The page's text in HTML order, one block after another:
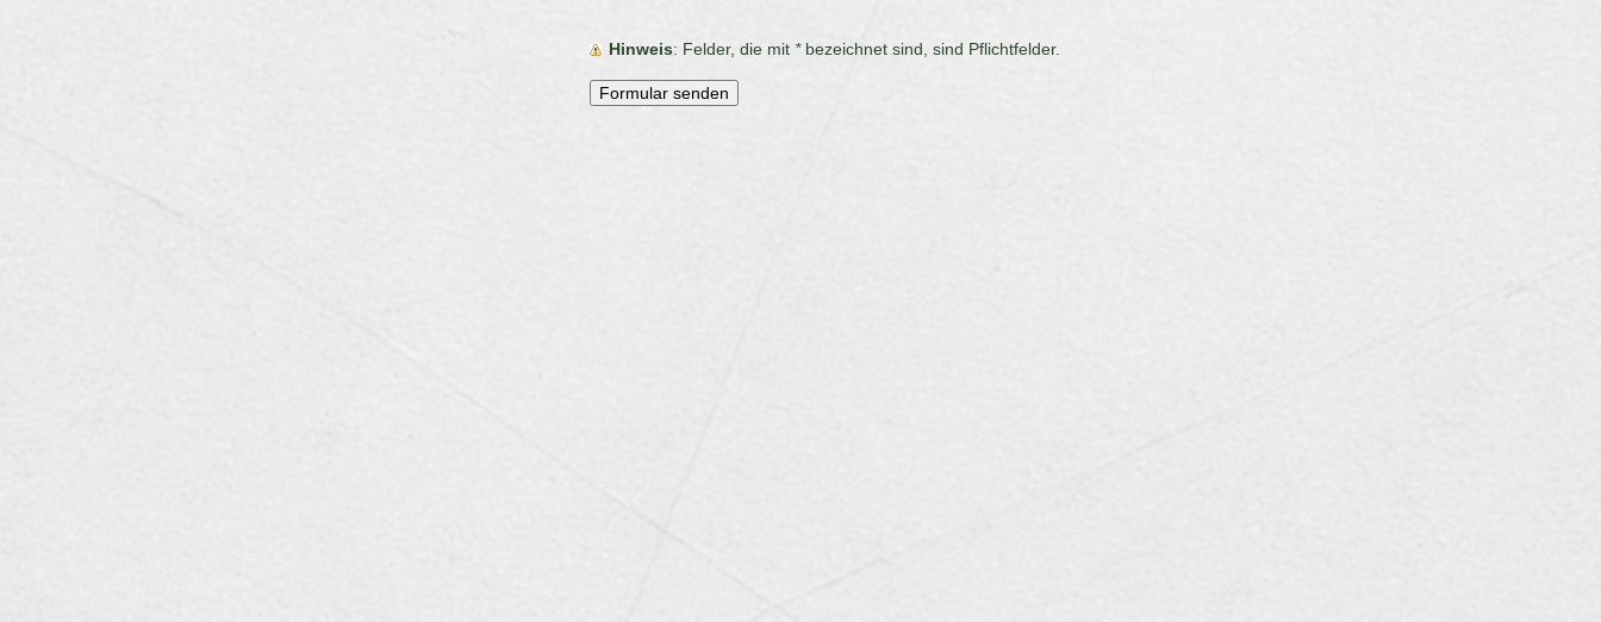
Hinweis : Felder, die mit *bezeichnet sind, sind Pflichtfelder.